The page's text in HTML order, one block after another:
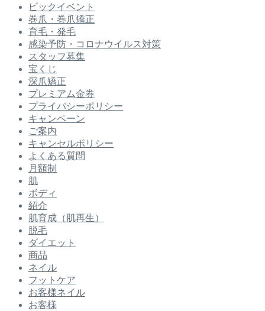
ビックイベント
巻爪・巻爪矯正
育毛・発毛
感染予防・コロナウイルス対策
スタッフ募集
宝くじ
深爪矯正
プレミアム金券
プライバシーポリシー
キャンペーン
ご案内
キャンセルポリシー
よくある質問
月額制
肌
ボディ
紹介
肌育成（肌再生）
脱毛
ダイエット
商品
ネイル
フットケア
お客様ネイル
お客様